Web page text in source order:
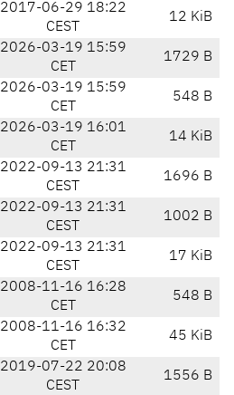
2017-06-29 18:22
CEST
12 KiB
2026-03-19 15:59
CET
1729 B
2026-03-19 15:59
CET
548 B
2026-03-19 16:01
CET
14 KiB
2022-09-13 21:31
CEST
1696 B
2022-09-13 21:31
CEST
1002 B
2022-09-13 21:31
CEST
17 KiB
2008-11-16 16:28
CET
548 B
2008-11-16 16:32
CET
45 KiB
2019-07-22 20:08
CEST
1556 B